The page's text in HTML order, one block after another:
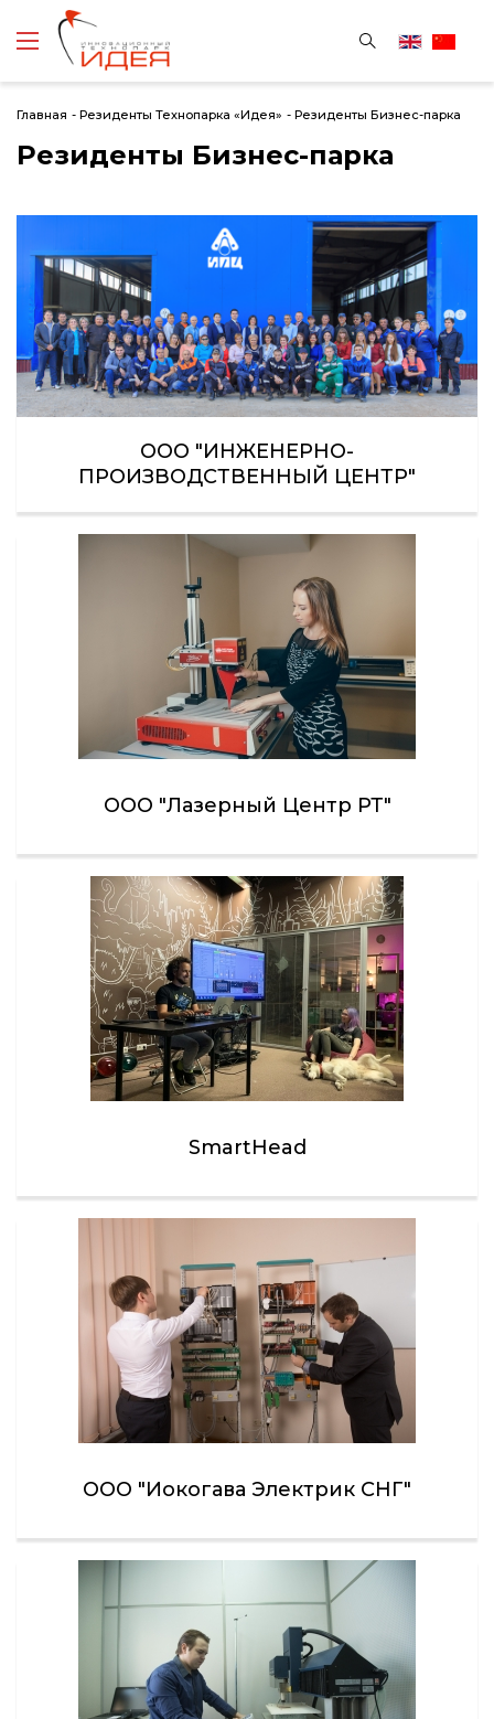
Главная - Резиденты Технопарка «Идея» - Резиденты Бизнес-парка
Резиденты Бизнес-парка
ООО "ИНЖЕНЕРНО-
ПРОИЗВОДСТВЕННЫЙ ЦЕНТР"
ООО "Лазерный Центр РТ"
SmartHead
ООО "Иокогава Электрик СНГ"